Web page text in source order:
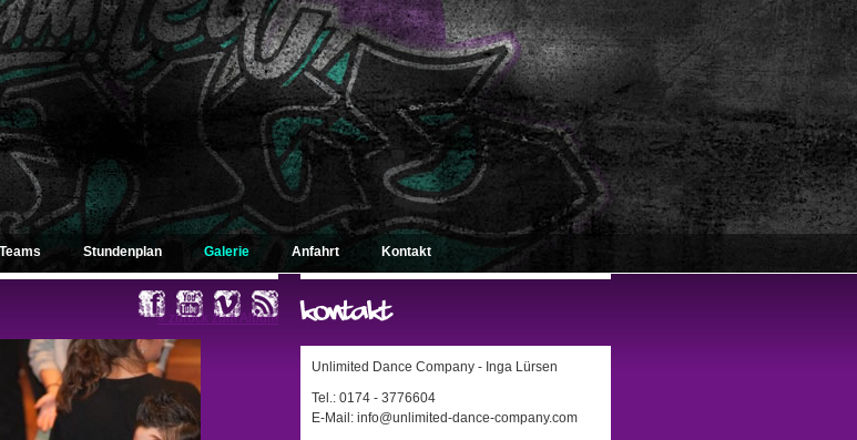
Teams Stundenplan Galerie Anfahrt Kontakt
« zurück zum Album
Unlimited Dance Company - Inga Lürsen
Tel.: 0174 - 3776604
E-Mail: info@unlimited-dance-company.com